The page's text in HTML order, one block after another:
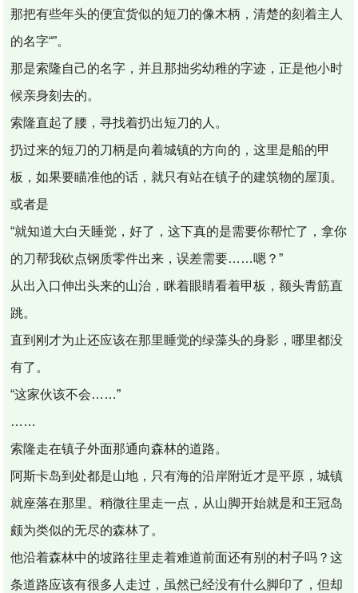
那把有些年头的便宜货似的短刀的像木柄，清楚的刻着主人
的名字“”。
那是索隆自己的名字，并且那拙劣幼稚的字迹，正是他小时
候亲身刻去的。
索隆直起了腰，寻找着扔出短刀的人。
扔过来的短刀的刀柄是向着城镇的方向的，这里是船的甲
板，如果要瞄准他的话，就只有站在镇子的建筑物的屋顶。
或者是
“就知道大白天睡觉，好了，这下真的是需要你帮忙了，拿你
的刀帮我砍点钢质零件出来，误差需要……嗯？”
从出入口伸出头来的山治，眯着眼睛看着甲板，额头青筋直
跳。
直到刚才为止还应该在那里睡觉的绿藻头的身影，哪里都没
有了。
“这家伙该不会……”
……
索隆走在镇子外面那通向森林的道路。
阿斯卡岛到处都是山地，只有海的沿岸附近才是平原，城镇
就座落在那里。稍微往里走一点，从山脚开始就是和王冠岛
颇为类似的无尽的森林了。
他沿着森林中的坡路往里走着难道前面还有别的村子吗？这
条道路应该有很多人走过，虽然已经没有什么脚印了，但却